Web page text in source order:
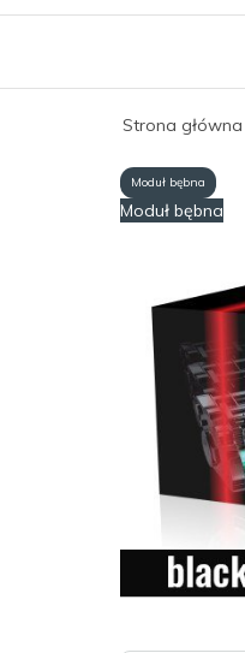
Strona główna
Moduł bębna
Moduł bębna